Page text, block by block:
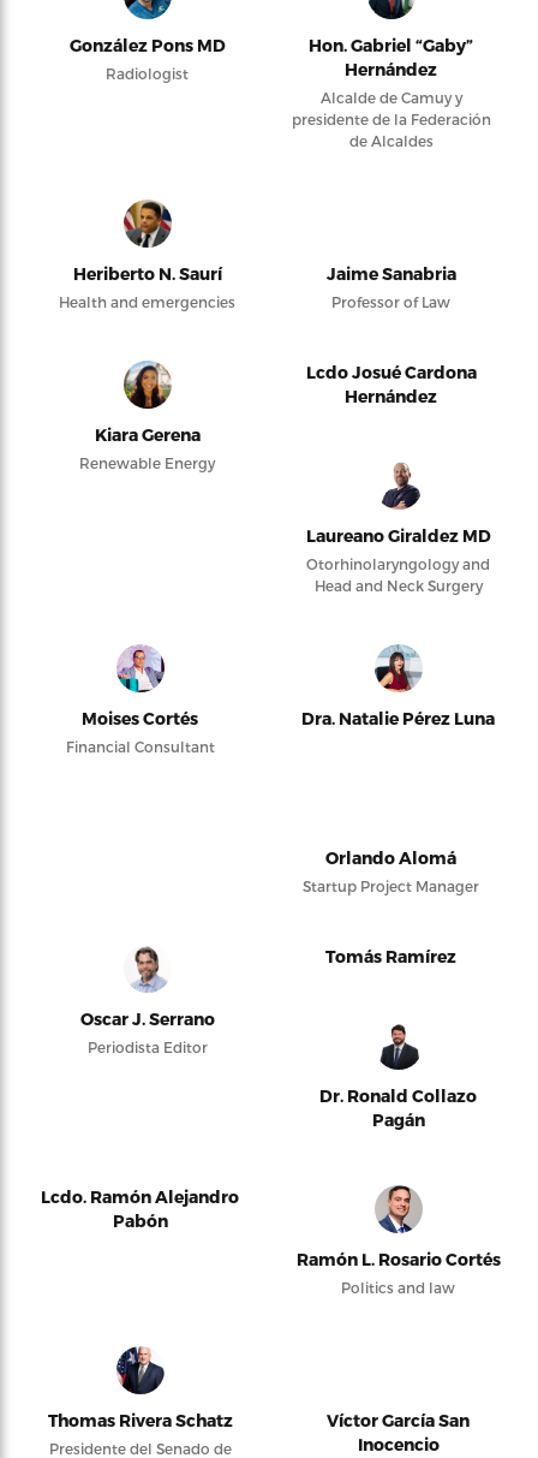
González Pons MD
Radiologist
Hon. Gabriel “Gaby”
Hernández
Alcalde de Camuy y
presidente de la Federación
de Alcaldes
Heriberto N. Saurí
Health and emergencies
Jaime Sanabria
Professor of Law
Kiara Gerena
Renewable Energy
Lcdo Josué Cardona
Hernández
Laureano Giraldez MD
Otorhinolaryngology and
Head and Neck Surgery
Moises Cortés
Financial Consultant
Dra. Natalie Pérez Luna
Orlando Alomá
Startup Project Manager
Oscar J. Serrano
Periodista Editor
Tomás Ramírez
Dr. Ronald Collazo
Pagán
Lcdo. Ramón Alejandro
Pabón
Ramón L. Rosario Cortés
Politics and law
Thomas Rivera Schatz
Presidente del Senado de
Víctor García San
Inocencio